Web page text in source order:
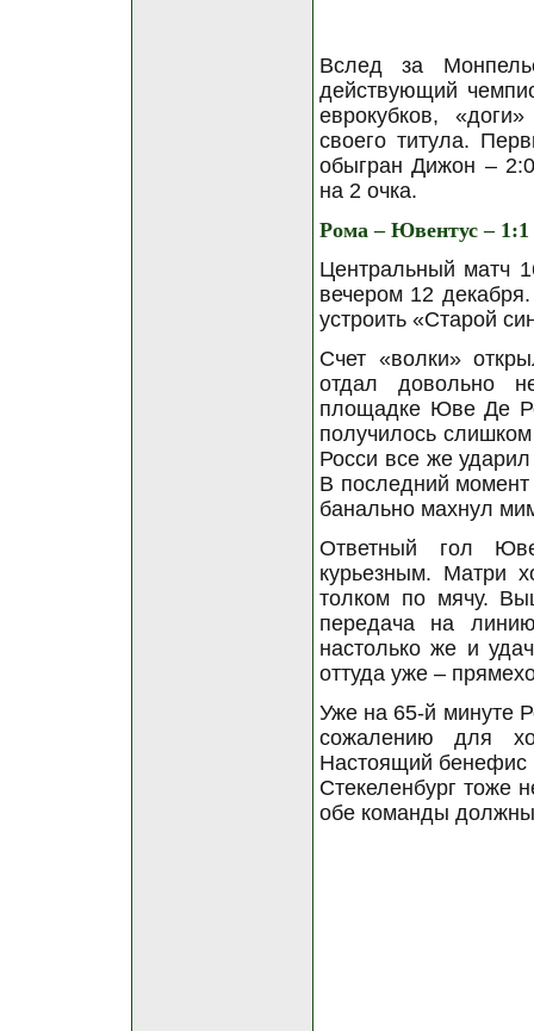
Вслед за
действующий
еврокубков,
своего титула.
обыгран Дижон –
на 2 очка.
Рома – Ювентус – 1:1
Центральный матч
вечером 12
устроить «Старой
Счет «волки»
отдал довольно
площадке Юве Де
получилось
Росси все же
В последний момент
банально махнул
Ответный гол
курьезным. Матри
толком по мячу.
передача на
настолько же и
оттуда уже –
Уже на 65-й минуте
сожалению для
Настоящий бенефис
Стекеленбург тоже
обе команды должны